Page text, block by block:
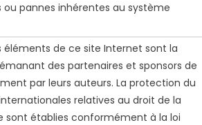
ou pannes inhérentes au système
éléments de ce site Internet sont la
des partenaires et sponsors de
par leurs auteurs. La protection du
relatives au droit de la
sont établies conformément à la loi